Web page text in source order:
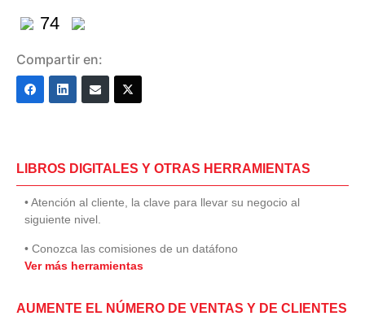
74
Compartir en:
LIBROS DIGITALES Y OTRAS HERRAMIENTAS
• Atención al cliente, la clave para llevar su negocio al
siguiente nivel.
• Conozca las comisiones de un datáfono
Ver más herramientas
AUMENTE EL NÚMERO DE VENTAS Y DE CLIENTES